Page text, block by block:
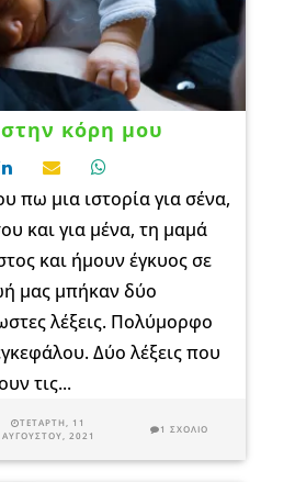
κόρη μου
πω μια ιστορία για σένα,
και για μένα, τη μαμά
και ήμουν έγκυος σε
μας μπήκαν δύο
λέξεις. Πολύμορφο
Δύο λέξεις που
τις...
ΤΕΤΆΡΤΗ, 11
ΑΥΓΟΎΣΤΟΥ, 2021
1 ΣΧΌΛΙΟ